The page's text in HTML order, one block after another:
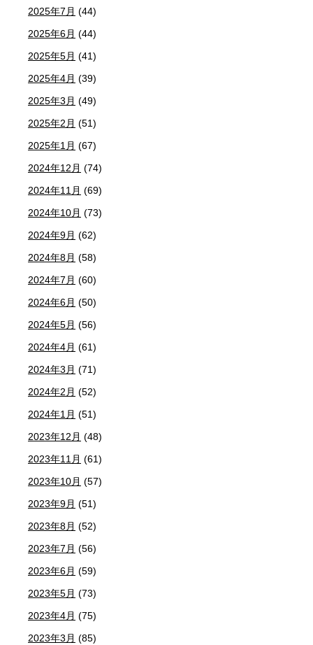
2025年7月 (44)
2025年6月 (44)
2025年5月 (41)
2025年4月 (39)
2025年3月 (49)
2025年2月 (51)
2025年1月 (67)
2024年12月 (74)
2024年11月 (69)
2024年10月 (73)
2024年9月 (62)
2024年8月 (58)
2024年7月 (60)
2024年6月 (50)
2024年5月 (56)
2024年4月 (61)
2024年3月 (71)
2024年2月 (52)
2024年1月 (51)
2023年12月 (48)
2023年11月 (61)
2023年10月 (57)
2023年9月 (51)
2023年8月 (52)
2023年7月 (56)
2023年6月 (59)
2023年5月 (73)
2023年4月 (75)
2023年3月 (85)